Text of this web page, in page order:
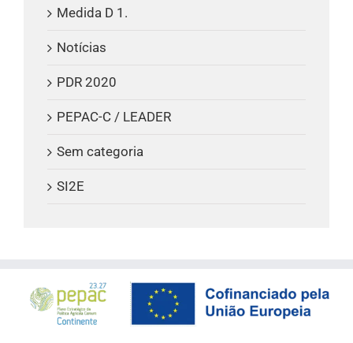
Medida D 1.
Notícias
PDR 2020
PEPAC-C / LEADER
Sem categoria
SI2E